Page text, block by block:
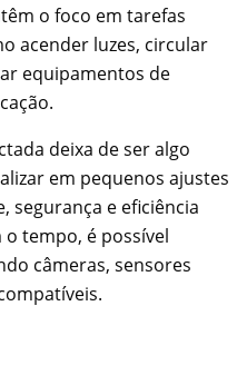
o foco em tarefas
acender luzes, circular
equipamentos de
deixa de ser algo
em pequenos ajustes
segurança e eficiência
o tempo, é possível
câmeras, sensores